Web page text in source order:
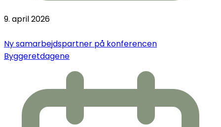
9. april 2026
Ny samarbejdspartner på konferencen
Byggeretdagene